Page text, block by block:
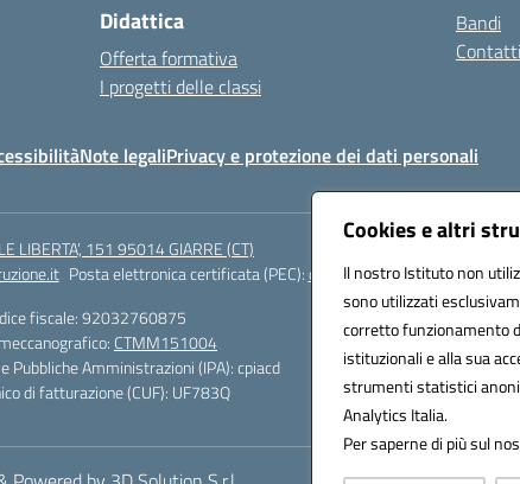
Cookies e altri
Il nostro Istituto non
sono utilizzati
corretto funzionamento
istituzionali e alla sua
strumenti statistici
Analytics Italia.
Per saperne di più sul
Didattica
Offerta formativa
I progetti delle classi
Bandi
Contatti
Note legaliPrivacy e protezione dei dati personali
LIBERTA’, 151 95014 GIARRE (CT)
Posta elettronica certificata (PEC):
fiscale: 92032760875
CTMM151004
Pubbliche Amministrazioni (IPA): cpiacd
di fatturazione (CUF): UF783Q